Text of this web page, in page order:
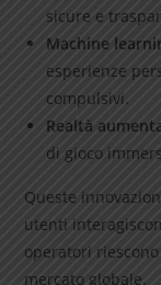
sicure e
Machine
esperienze
compulsivi.
Realtà
di gioco
Queste
utenti
operatori
mercato globale.